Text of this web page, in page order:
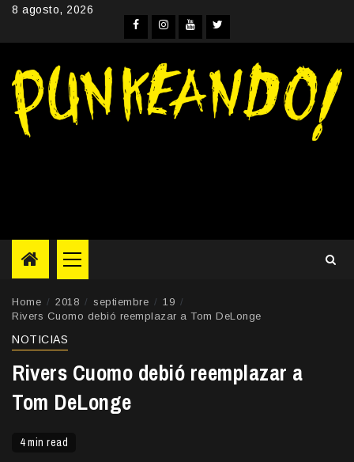
Skip8 agosto, 2026
Facebook
Instagram
YouTube
Twitter
Primary
Menu
Home 2018 septiembre
19
Rivers Cuomo debió reemplazar a Tom DeLonge
NOTICIAS
Rivers Cuomo debió reemplazar a
Tom DeLonge
4 min read